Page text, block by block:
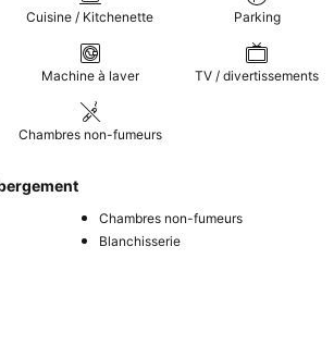
Cuisine / Kitchenette Parking
Machine à laver TV / divertissements
Chambres non-fumeurs
Chambres non-fumeurs
Blanchisserie